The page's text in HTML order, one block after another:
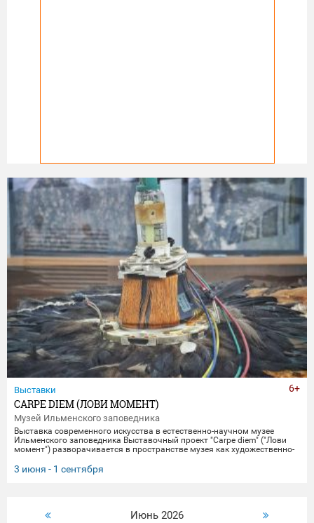
Выставки
CARPE DIEM (ЛОВИ МОМЕНТ)
Музей Ильменского заповедника
Выставка современного искусства в естественно-научном музее
Ильменского заповедника Выставочный проект "Carpe diem" ("Лови
момент") разворачивается в пространстве музея как художественно-
Включая в себя элементы био-арта, академической точности и
концептуального искусства, экспозиция предлагает зрителю
3 июня - 1 сентября
6+
Июнь 2026